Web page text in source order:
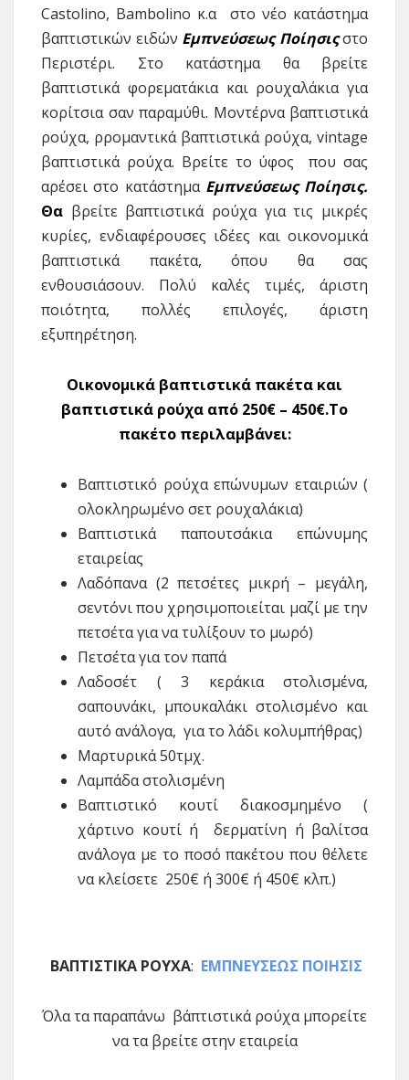
Castolino, Bambolino κ.α στο νέο κατάστημα
βαπτιστικών ειδών Εμπνεύσεως Ποίησις στο
Περιστέρι. Στο κατάστημα θα βρείτε
βαπτιστικά φορεματάκια και ρουχαλάκια για
κορίτσια σαν παραμύθι. Μοντέρνα βαπτιστικά
ρούχα, ρρομαντικά βαπτιστικά ρούχα, vintage
βαπτιστικά ρούχα. Βρείτε το ύφος που σας
αρέσει στο κατάστημα Εμπνεύσεως Ποίησις.
Θα βρείτε βαπτιστικά ρούχα για τις μικρές
κυρίες, ενδιαφέρουσες ιδέες και οικονομικά
βαπτιστικά πακέτα, όπου θα σας
ενθουσιάσουν. Πολύ καλές τιμές, άριστη
ποιότητα, πολλές επιλογές, άριστη
εξυπηρέτηση.
Οικονομικά βαπτιστικά πακέτα και
βαπτιστικά ρούχα από 250€ – 450€.To
πακέτο περιλαμβάνει:
Βαπτιστικό ρούχα επώνυμων εταιριών (
ολοκληρωμένο σετ ρουχαλάκια)
Βαπτιστικά παπουτσάκια επώνυμης
εταιρείας
Λαδόπανα (2 πετσέτες μικρή – μεγάλη,
σεντόνι που χρησιμοποιείται μαζί με την
πετσέτα για να τυλίξουν το μωρό)
Πετσέτα για τον παπά
Λαδοσέτ ( 3 κεράκια στολισμένα,
σαπουνάκι, μπουκαλάκι στολισμένο και
αυτό ανάλογα, για το λάδι κολυμπήθρας)
Μαρτυρικά 50τμχ.
Λαμπάδα στολισμένη
Βαπτιστικό κουτί διακοσμημένο (
χάρτινο κουτί ή δερματίνη ή βαλίτσα
ανάλογα με το ποσό πακέτου που θέλετε
να κλείσετε 250€ ή 300€ ή 450€ κλπ.)
ΒΑΠΤΙΣΤΙΚΑ ΡΟΥΧΑ: ΕΜΠΝΕΥΣΕΩΣ ΠΟΙΗΣΙΣ
Όλα τα παραπάνω βάπτιστικά ρούχα μπορείτε
να τα βρείτε στην εταιρεία